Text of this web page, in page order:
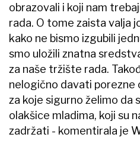
obrazovali i koji nam
rada. O tome zaista valja
kako ne bismo izgubili
smo uložili znatna
za naše tržište rada.
nelogično davati porezne
za koje sigurno želimo da
olakšice mladima, koji su
zadržati - komentirala je